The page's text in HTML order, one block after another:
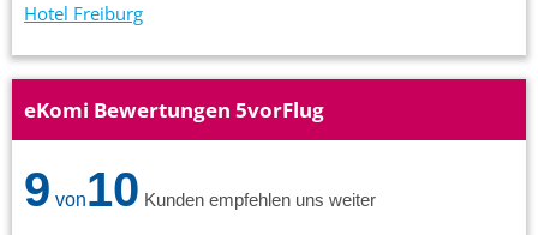
Hotel Freiburg
eKomi Bewertungen 5vorFlug
9 von10 Kunden empfehlen uns weiter